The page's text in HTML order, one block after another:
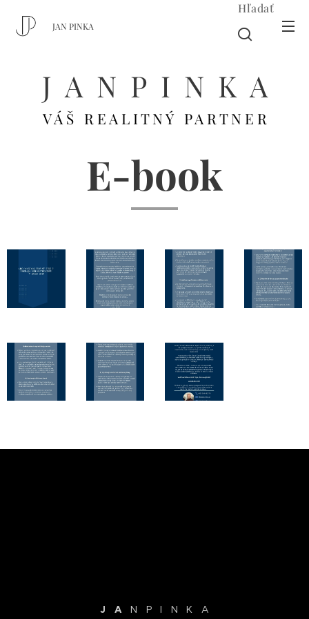
JAN PINKA
Hľadať
J A N P I N K A
V Á Š R E A L I T N Ý P A R T N E R
E-book
J A
N P I N K A